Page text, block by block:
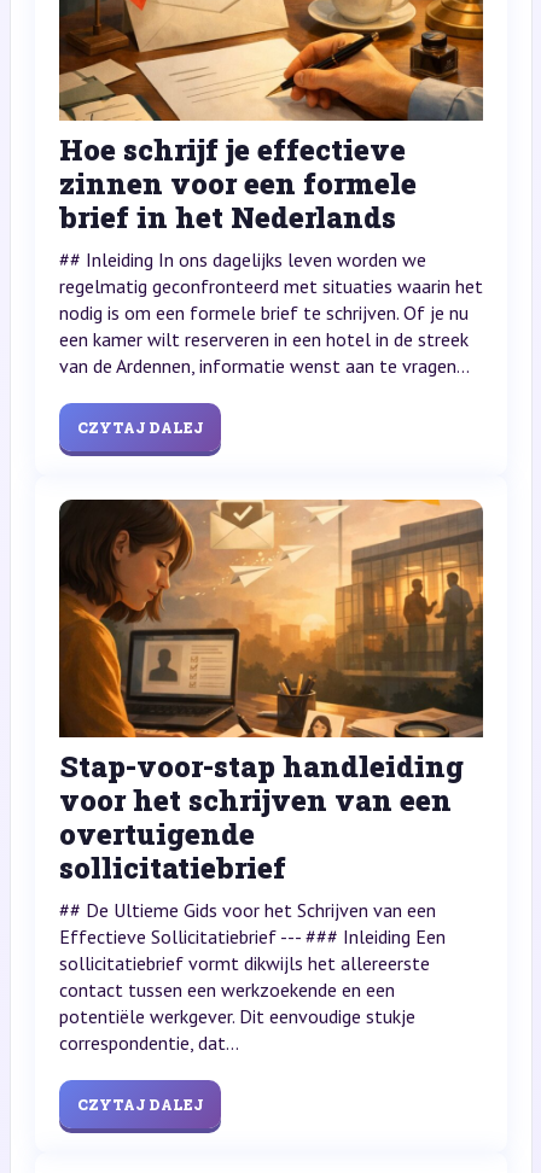
Hoe schrijf je effectieve
zinnen voor een formele
brief in het Nederlands
## Inleiding In ons dagelijks leven worden we
regelmatig geconfronteerd met situaties waarin het
nodig is om een formele brief te schrijven. Of je nu
een kamer wilt reserveren in een hotel in de streek
van de Ardennen, informatie wenst aan te vragen...
CZYTAJ DALEJ
Stap-voor-stap handleiding
voor het schrijven van een
overtuigende
sollicitatiebrief
## De Ultieme Gids voor het Schrijven van een
Effectieve Sollicitatiebrief --- ### Inleiding Een
sollicitatiebrief vormt dikwijls het allereerste
contact tussen een werkzoekende en een
potentiële werkgever. Dit eenvoudige stukje
correspondentie, dat...
CZYTAJ DALEJ